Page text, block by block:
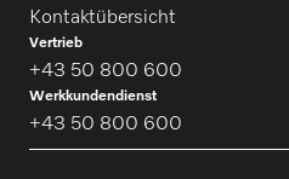
Kontaktübersicht
Vertrieb
+43 50 800 600
Werkkundendienst
+43 50 800 600